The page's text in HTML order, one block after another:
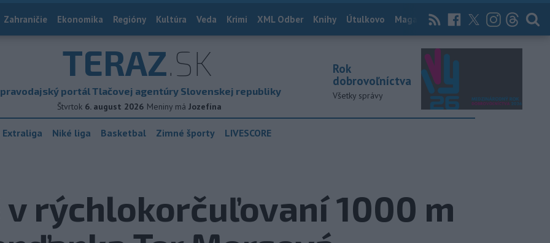
Zahraničie Ekonomika Regióny Kultúra Veda Krimi XML Odber Knihy Útulkovo Magazín News Now Archív
TERAZ.SK
portál Tlačovej agentúry Slovenskej republiky
Štvrtok 6. august 2026 Meniny má Jozefína
Rok
dobrovoľníctva
Všetky správy
Extraliga Niké liga Basketbal Zimné športy LIVESCORE
v rýchlokorčuľovaní 1000 m